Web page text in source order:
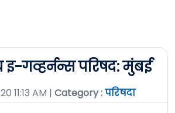
इ-गव्हर्नन्स परिषद: मुंबई
11:13 AM | Category :परिषदा